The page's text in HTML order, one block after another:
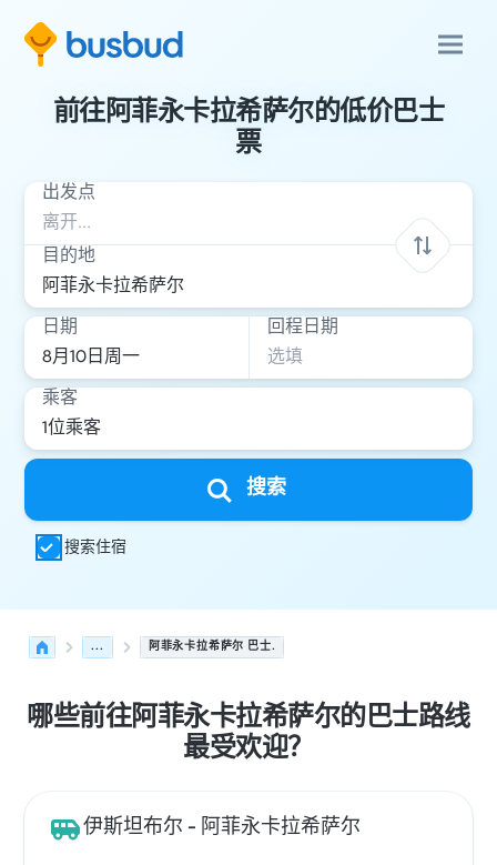
前往阿菲永卡拉希萨尔的低价巴士
票
出发点
目的地
日期 回程日期
乘客
搜索
搜索住宿
... 阿菲永卡拉希萨尔 巴士.
哪些前往阿菲永卡拉希萨尔的巴士路线
最受欢迎？
伊斯坦布尔 - 阿菲永卡拉希萨尔